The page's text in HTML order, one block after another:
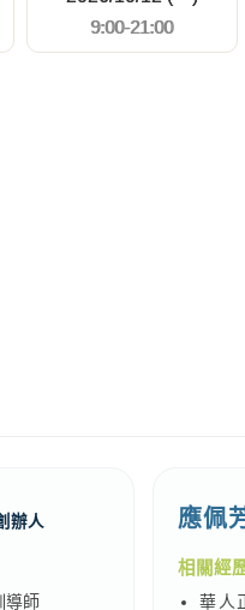
9:00-21:00
辦人
導師
應佩
相關經
華人